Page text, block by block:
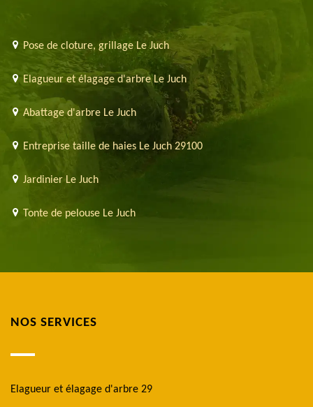
Pose de cloture, grillage Le Juch
Elagueur et élagage d'arbre Le Juch
Abattage d'arbre Le Juch
Entreprise taille de haies Le Juch 29100
Jardinier Le Juch
Tonte de pelouse Le Juch
NOS SERVICES
Elagueur et élagage d'arbre 29